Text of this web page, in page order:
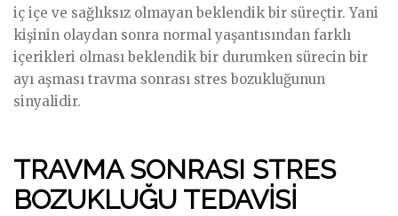
iç içe ve sağlıksız olmayan beklendik bir süreçtir. Yani
kişinin olaydan sonra normal yaşantısından farklı
içerikleri olması beklendik bir durumken sürecin bir
ayı aşması travma sonrası stres bozukluğunun
sinyalidir.
TRAVMA SONRASI STRES
BOZUKLUĞU TEDAVİSİ